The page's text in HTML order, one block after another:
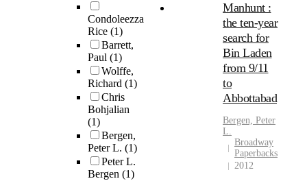
Condoleezza
Rice (1)
Barrett,
Paul (1)
Wolffe,
Richard (1)
Chris
Bohjalian
(1)
Bergen,
Peter L. (1)
Peter L.
Bergen (1)
Manhunt :
the ten-year
search for
Bin Laden
from 9/11
to
Abbottabad
Bergen, Peter
L.
Broadway
Paperbacks
2012